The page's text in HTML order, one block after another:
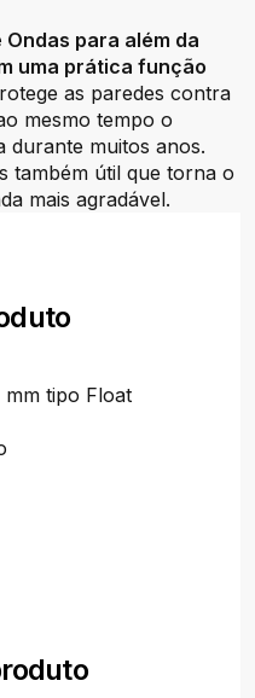
para além da
uma prática função
as paredes contra
mesmo tempo o
durante muitos anos.
também útil que torna o
mais agradável.
tipo Float